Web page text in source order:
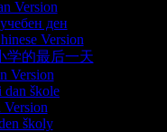
ден
学的最后一天
dan škole
školy